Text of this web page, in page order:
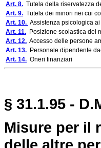
Art. 8. Tutela della riservatezza
Art. 9. Tutela dei minori nei cui
Art. 10. Assistenza psicologica
Art. 11. Posizione scolastica dei
Art. 12. Accesso delle persone
Art. 13. Personale dipendente
Art. 14. Oneri finanziari
§ 31.1.95 -
Misure per il